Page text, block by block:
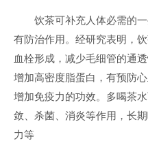
饮茶可补充人体必需的一
有防治作用。经研究表明，
血栓形成，减少毛细管的通
增加高密度脂蛋白，有预防
增加免疫力的功效。多喝茶
敛、杀菌、消炎等作用，长
力等